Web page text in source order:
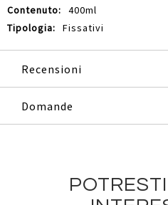
400ml
Fissativi
Recensioni
Domande